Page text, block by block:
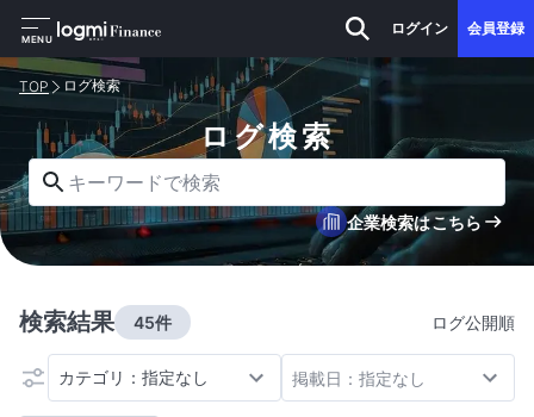
MENU
ログイン 会員登録
TOP ログ検索
ログ検索
企業検索はこちら
検索結果 45件 ログ公開順
カテゴリ：指定なし 掲載日：指定なし